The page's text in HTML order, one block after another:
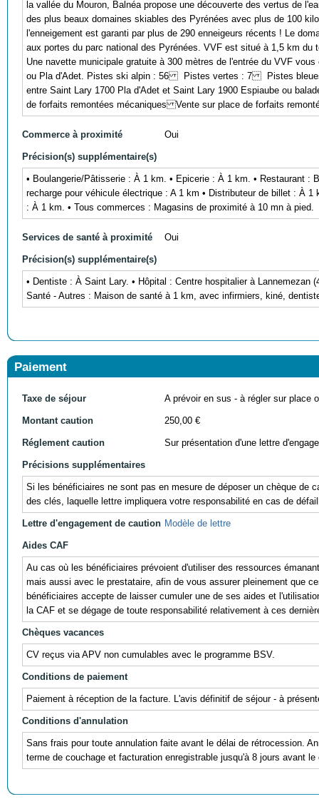
la vallée du Mouron, Balnéa propose une découverte des vertus de
des plus beaux domaines skiables des Pyrénées avec plus de 100
l'enneigement est garanti par plus de 290 enneigeurs récents ! Le
aux portes du parc national des Pyrénées. VVF est situé à 1,5 km du
Une navette municipale gratuite à 300 mètres de l'entrée du VVF
ou Pla d'Adet. Pistes ski alpin : 56 Pistes vertes : 7 Pistes
entre Saint Lary 1700 Pla d'Adet et Saint Lary 1900 Espiaube ou
de forfaits remontées mécaniques Vente sur place de forfaits
Commerce à proximité Oui
Précision(s) supplémentaire(s)
• Boulangerie/Pâtisserie : À 1 km. • Epicerie : À 1 km. • Restaurant :
recharge pour véhicule électrique : A 1 km • Distributeur de billet : À
: À 1 km. • Tous commerces : Magasins de proximité à 10 mn à pied.
Services de santé à proximité Oui
Précision(s) supplémentaire(s)
• Dentiste : À Saint Lary. • Hôpital : Centre hospitalier à
Santé - Autres : Maison de santé à 1 km, avec infirmiers, kiné,
Paiement
Taxe de séjour A prévoir en sus - à régler sur place
Montant caution 250,00 €
Réglement caution Sur présentation d'une lettre
Précisions supplémentaires
Si les bénéficiaires ne sont pas en mesure de déposer un chèque de
des clés, laquelle lettre impliquera votre responsabilité en cas de
Lettre d'engagement de caution Modèle de lettre
Aides CAF
Au cas où les bénéficiaires prévoient d'utiliser des ressources
mais aussi avec le prestataire, afin de vous assurer pleinement que
bénéficiaires accepte de laisser cumuler une de ses aides et
la CAF et se dégage de toute responsabilité relativement à ces
Chèques vacances
CV reçus via APV non cumulables avec le programme BSV.
Conditions de paiement
Paiement à réception de la facture. L'avis définitif de séjour - à
Conditions d'annulation
Sans frais pour toute annulation faite avant le délai de rétrocession.
terme de couchage et facturation enregistrable jusqu'à 8 jours avant